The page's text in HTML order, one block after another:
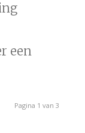
een
Pagina 1 van 3